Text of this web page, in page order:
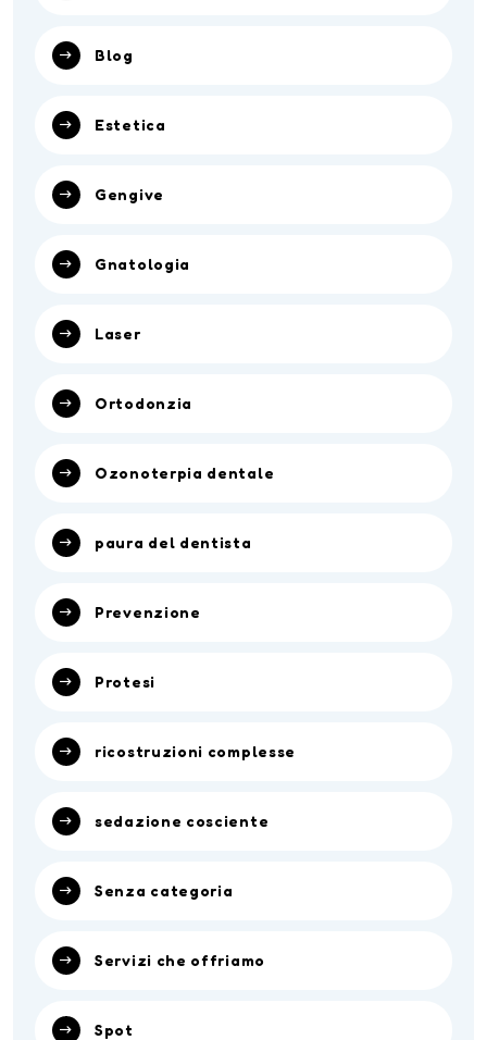
Blog
Estetica
Gengive
Gnatologia
Laser
Ortodonzia
Ozonoterpia dentale
paura del dentista
Prevenzione
Protesi
ricostruzioni complesse
sedazione cosciente
Senza categoria
Servizi che offriamo
Spot